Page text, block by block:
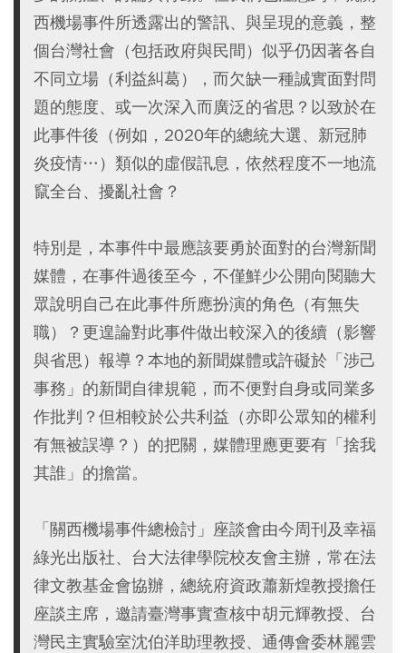
西機場事件所透露出的警訊、與呈現的意義，整
個台灣社會（包括政府與民間）似乎仍因著各自
不同立場（利益糾葛），而欠缺一種誠實面對問
題的態度、或一次深入而廣泛的省思？以致於在
此事件後（例如，2020年的總統大選、新冠肺
炎疫情…）類似的虛假訊息，依然程度不一地流
竄全台、擾亂社會？
特別是，本事件中最應該要勇於面對的台灣新聞
媒體，在事件過後至今，不僅鮮少公開向閱聽大
眾說明自己在此事件所應扮演的角色（有無失
職）？更遑論對此事件做出較深入的後續（影響
與省思）報導？本地的新聞媒體或許礙於「涉己
事務」的新聞自律規範，而不便對自身或同業多
作批判？但相較於公共利益（亦即公眾知的權利
有無被誤導？）的把關，媒體理應更要有「捨我
其誰」的擔當。
「關西機場事件總檢討」座談會由今周刊及幸福
綠光出版社、台大法律學院校友會主辦，常在法
律文教基金會協辦，總統府資政蕭新煌教授擔任
座談主席，邀請臺灣事實查核中胡元輝教授、台
灣民主實驗室沈伯洋助理教授、通傳會委林麗雲